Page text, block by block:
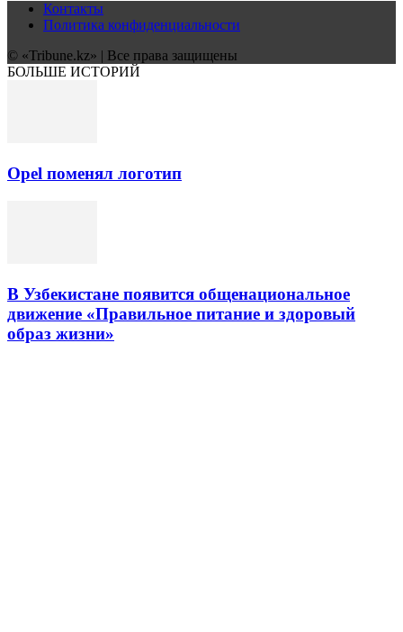
Контакты
Политика конфиденциальности
© «Tribune.kz» | Все права защищены
БОЛЬШЕ ИСТОРИЙ
Opel поменял логотип
В Узбекистане появится общенациональное
движение «Правильное питание и здоровый
образ жизни»